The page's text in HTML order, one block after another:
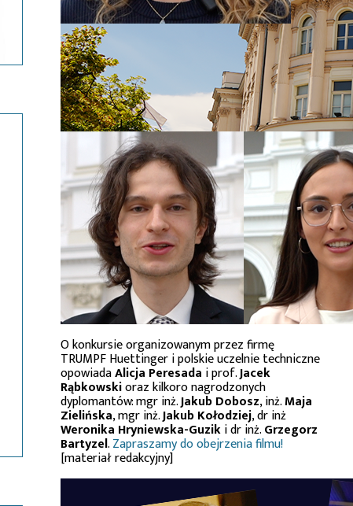
O konkursie organizowanym przez firmę
TRUMPF Huettinger i polskie uczelnie techniczne
opowiadaAlicja Peresada i prof.Jacek
Rąbkowskioraz kilkoro nagrodzonych
dyplomantów: mgr inż.Jakub Dobosz, inż.Maja
Zielińska, mgr inż.Jakub Kołodziej, dr inż
Weronika Hryniewska-Guziki dr inż.Grzegorz
Bartyzel.Zapraszamy do obejrzenia filmu!
[materiał redakcyjny]